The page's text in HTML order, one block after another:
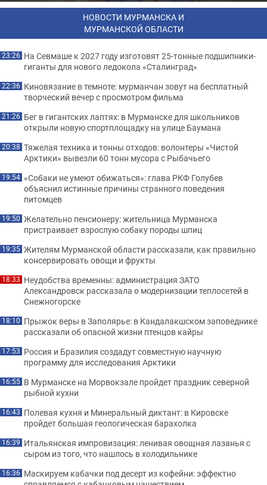
НОВОСТИ МУРМАНСКА И
МУРМАНСКОЙ ОБЛАСТИ
23:26 На Севмаше к 2027 году изготовят 25-тонные подшипники-
гиганты для нового ледокола «Сталинград»
22:36 Киновязание в темноте: мурманчан зовут на бесплатный
творческий вечер с просмотром фильма
21:26 Бег в гигантских лаптях: в Мурманске для школьников
открыли новую спортплощадку на улице Баумана
20:38 Тяжелая техника и тонны отходов: волонтеры «Чистой
Арктики» вывезли 60 тонн мусора с Рыбачьего
19:54 «Собаки не умеют обижаться»: глава РКФ Голубев
объяснил истинные причины странного поведения
питомцев
19:50 Желательно пенсионеру: жительница Мурманска
пристраивает взрослую собаку породы шпиц
19:35 Жителям Мурманской области рассказали, как правильно
консервировать овощи и фрукты
18:33 Неудобства временны: администрация ЗАТО
Александровск рассказала о модернизации теплосетей в
Снежногорске
18:10 Прыжок веры в Заполярье: в Кандалакшском заповеднике
рассказали об опасной жизни птенцов кайры
17:53 Россия и Бразилия создадут совместную научную
программу для исследования Арктики
16:55 В Мурманске на Морвокзале пройдет праздник северной
рыбной кухни
16:43 Полевая кухня и Минеральный диктант: в Кировске
пройдет большая геологическая барахолка
16:39 Итальянская импровизация: ленивая овощная лазанья с
сыром из того, что нашлось в холодильнике
16:36 Маскируем кабачки под десерт из кофейни: эффектно